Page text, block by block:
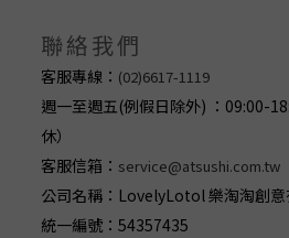
聯絡我們
客服專線： (02)6617-1119
週一至週五(例假日除外) ：09:00-
休）
客服信箱： service@atsushi.com.tw
公司名稱：LovelyLotol 樂淘淘創意
統一編號：54357435